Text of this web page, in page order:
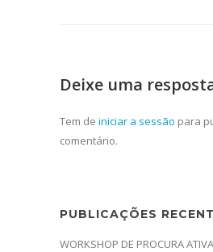
Deixe uma
Tem de iniciar a sessão para
comentário.
PUBLICAÇÕES
WORKSHOP DE PROCURA